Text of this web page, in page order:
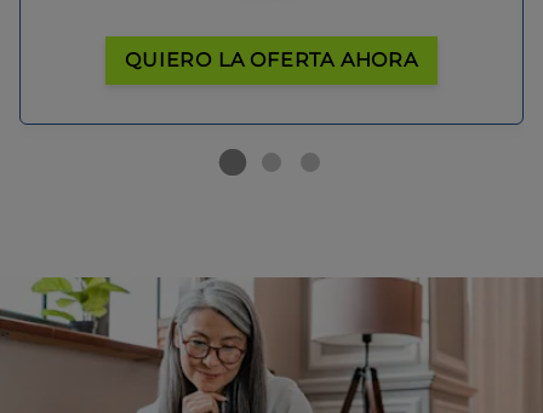
QUIERO LA OFERTA AHORA